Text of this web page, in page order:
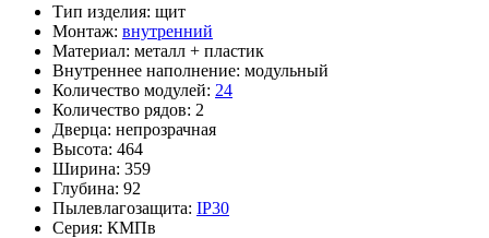
Тип изделия: щит
Монтаж: внутренний
Материал: металл + пластик
Внутреннее наполнение: модульный
Количество модулей: 24
Количество рядов: 2
Дверца: непрозрачная
Высота: 464
Ширина: 359
Глубина: 92
Пылевлагозащита: IP30
Серия: КМПв